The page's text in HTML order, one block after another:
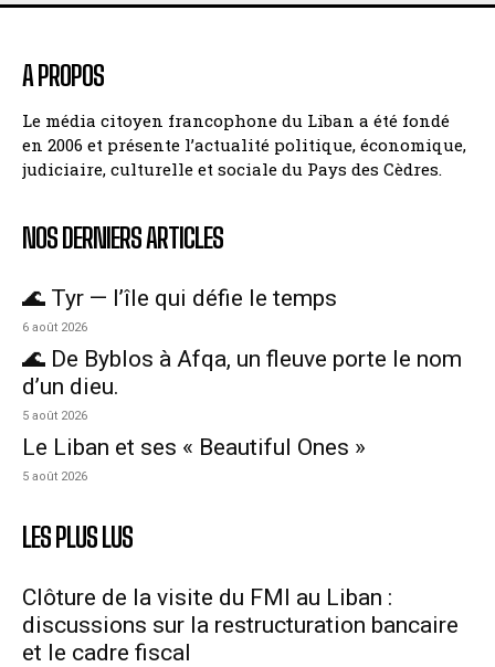
A PROPOS
Le média citoyen francophone du Liban a été fondé
en 2006 et présente l’actualité politique, économique,
judiciaire, culturelle et sociale du Pays des Cèdres.
NOS DERNIERS ARTICLES
🌊 Tyr — l’île qui défie le temps
6 août 2026
🌊 De Byblos à Afqa, un fleuve porte le nom
d’un dieu.
5 août 2026
Le Liban et ses « Beautiful Ones »
5 août 2026
LES PLUS LUS
Clôture de la visite du FMI au Liban :
discussions sur la restructuration bancaire
et le cadre fiscal